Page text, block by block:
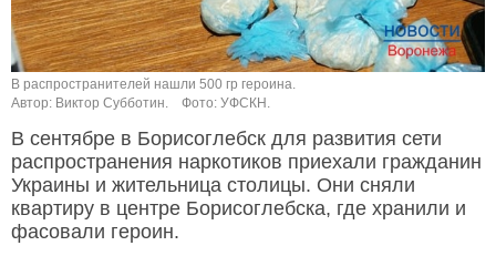
В распространителей нашли 500 гр героина.
Автор: Виктор Субботин.
Фото: УФСКН.
В сентябре в Борисоглебск для развития сети
распространения наркотиков приехали гражданин
Украины и жительница столицы. Они сняли
квартиру в центре Борисоглебска, где хранили и
фасовали героин.